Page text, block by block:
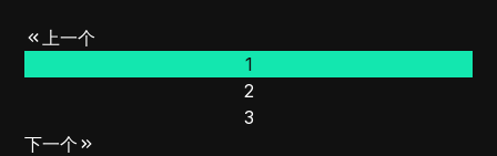
上一个
1
2
3
下一个